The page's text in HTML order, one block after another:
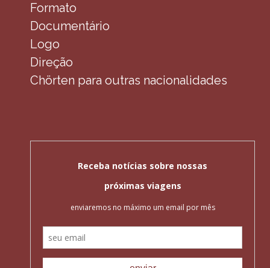
Formato
Documentário
Logo
Direção
Chörten para outras nacionalidades